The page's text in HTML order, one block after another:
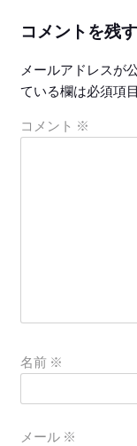
コメントを残す
メールアドレスが
ている欄は必須項
コメント ※
名前 ※
メール ※